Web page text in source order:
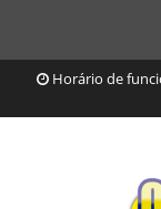
Horário de